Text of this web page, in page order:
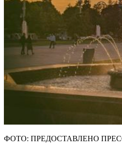
ФОТО: ПРЕДОСТАВЛЕНО